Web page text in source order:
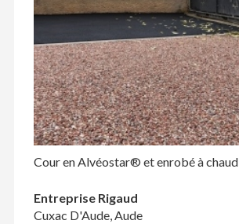
Cour en Alvéostar® et enrobé à chaud
Entreprise Rigaud
Cuxac D'Aude, Aude